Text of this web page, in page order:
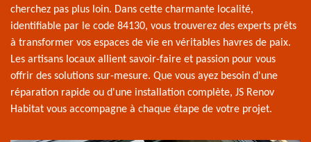
cherchez pas plus loin. Dans cette charmante localité,
identifiable par le code 84130, vous trouverez des experts prêts
à transformer vos espaces de vie en véritables havres de paix.
Les artisans locaux allient savoir-faire et passion pour vous
offrir des solutions sur-mesure. Que vous ayez besoin d'une
réparation rapide ou d'une installation complète, JS Renov
Habitat vous accompagne à chaque étape de votre projet.